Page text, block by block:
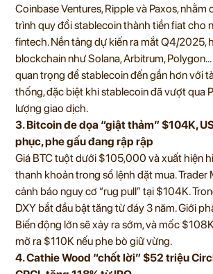
Coinbase Ventures, Ripple và Paxos, nhằm
trình quy đổi stablecoin thành tiền fiat cho
fintech. Nền tảng dự kiến ra mắt Q4/2025,
blockchain như Solana, Arbitrum,
quan trọng để stablecoin đến gần hơn với
thống, đặc biệt khi stablecoin đã vượt qua
lượng giao dịch.
3. Bitcoin đe dọa “giật thảm” $104K,
phục, phe gấu đang rập rập
Giá BTC tuột dưới $105,000 và xuất hiện
thanh khoản trong sổ lệnh đặt mua. Trader
cảnh báo nguy cơ “rug pull” tại $104K.
DXY bắt đầu bật tăng từ đáy 3 năm. Giới
Biến động lớn sẽ xảy ra sớm, và mốc
mở ra $110K nếu phe bò giữ vừng.
4. Cathie Wood “chốt lời” $52 triệu